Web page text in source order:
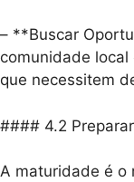
– **Buscar
comunidade local
que necessitem
#### 4.2
A maturidade é o